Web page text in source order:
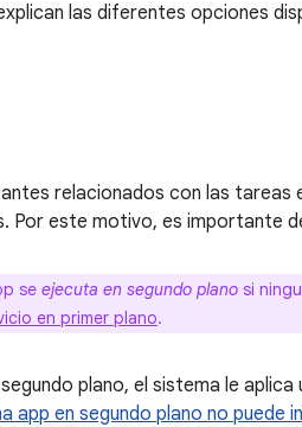
las diferentes opciones
relacionados con las tareas
Por este motivo, es importante
se ejecuta en segundo plano si
en primer plano.
plano, el sistema le
app en segundo plano no puede